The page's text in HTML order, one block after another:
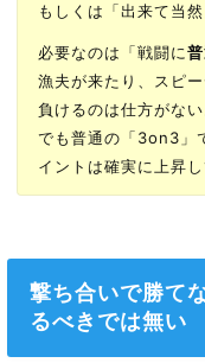
もしくは「出来て当然
必要なのは「戦闘に
漁夫が来たり、スピ
負けるのは仕方がない
でも普通の「3on3」
イントは確実に上昇し
撃ち合いで勝て
るべきでは無い